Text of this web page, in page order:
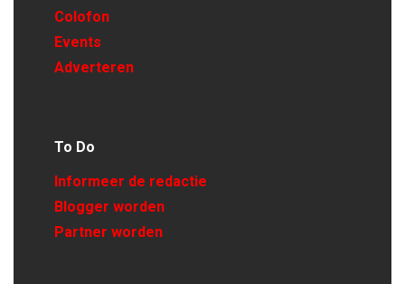
Colofon
Events
Adverteren
To Do
Informeer de redactie
Blogger worden
Partner worden